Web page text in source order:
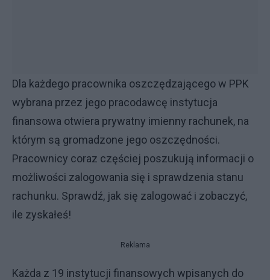
Dla każdego pracownika oszczędzającego w PPK
wybrana przez jego pracodawcę instytucja
finansowa otwiera prywatny imienny rachunek, na
którym są gromadzone jego oszczędności.
Pracownicy coraz częściej poszukują informacji o
możliwości zalogowania się i sprawdzenia stanu
rachunku. Sprawdź, jak się zalogować i zobaczyć,
ile zyskałeś!
Reklama
Każda z 19 instytucji finansowych wpisanych do